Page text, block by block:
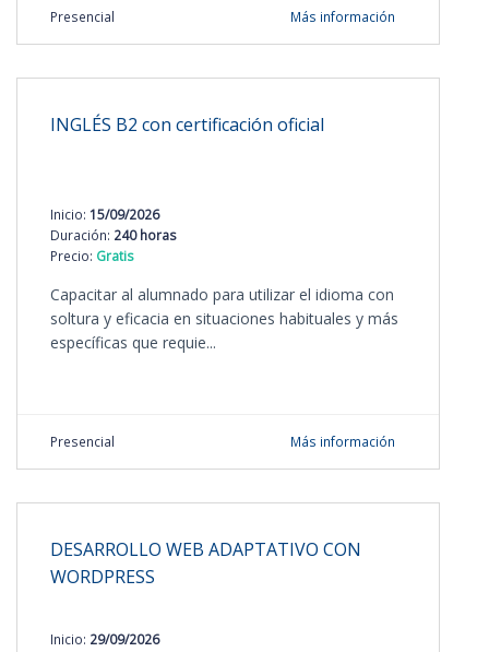
Presencial Más información
INGLÉS B2 con certificación oficial
Inicio: 15/09/2026
Duración: 240 horas
Precio: Gratis
Capacitar al alumnado para utilizar el idioma con
soltura y eficacia en situaciones habituales y más
específicas que requie...
Presencial Más información
DESARROLLO WEB ADAPTATIVO CON
WORDPRESS
Inicio: 29/09/2026